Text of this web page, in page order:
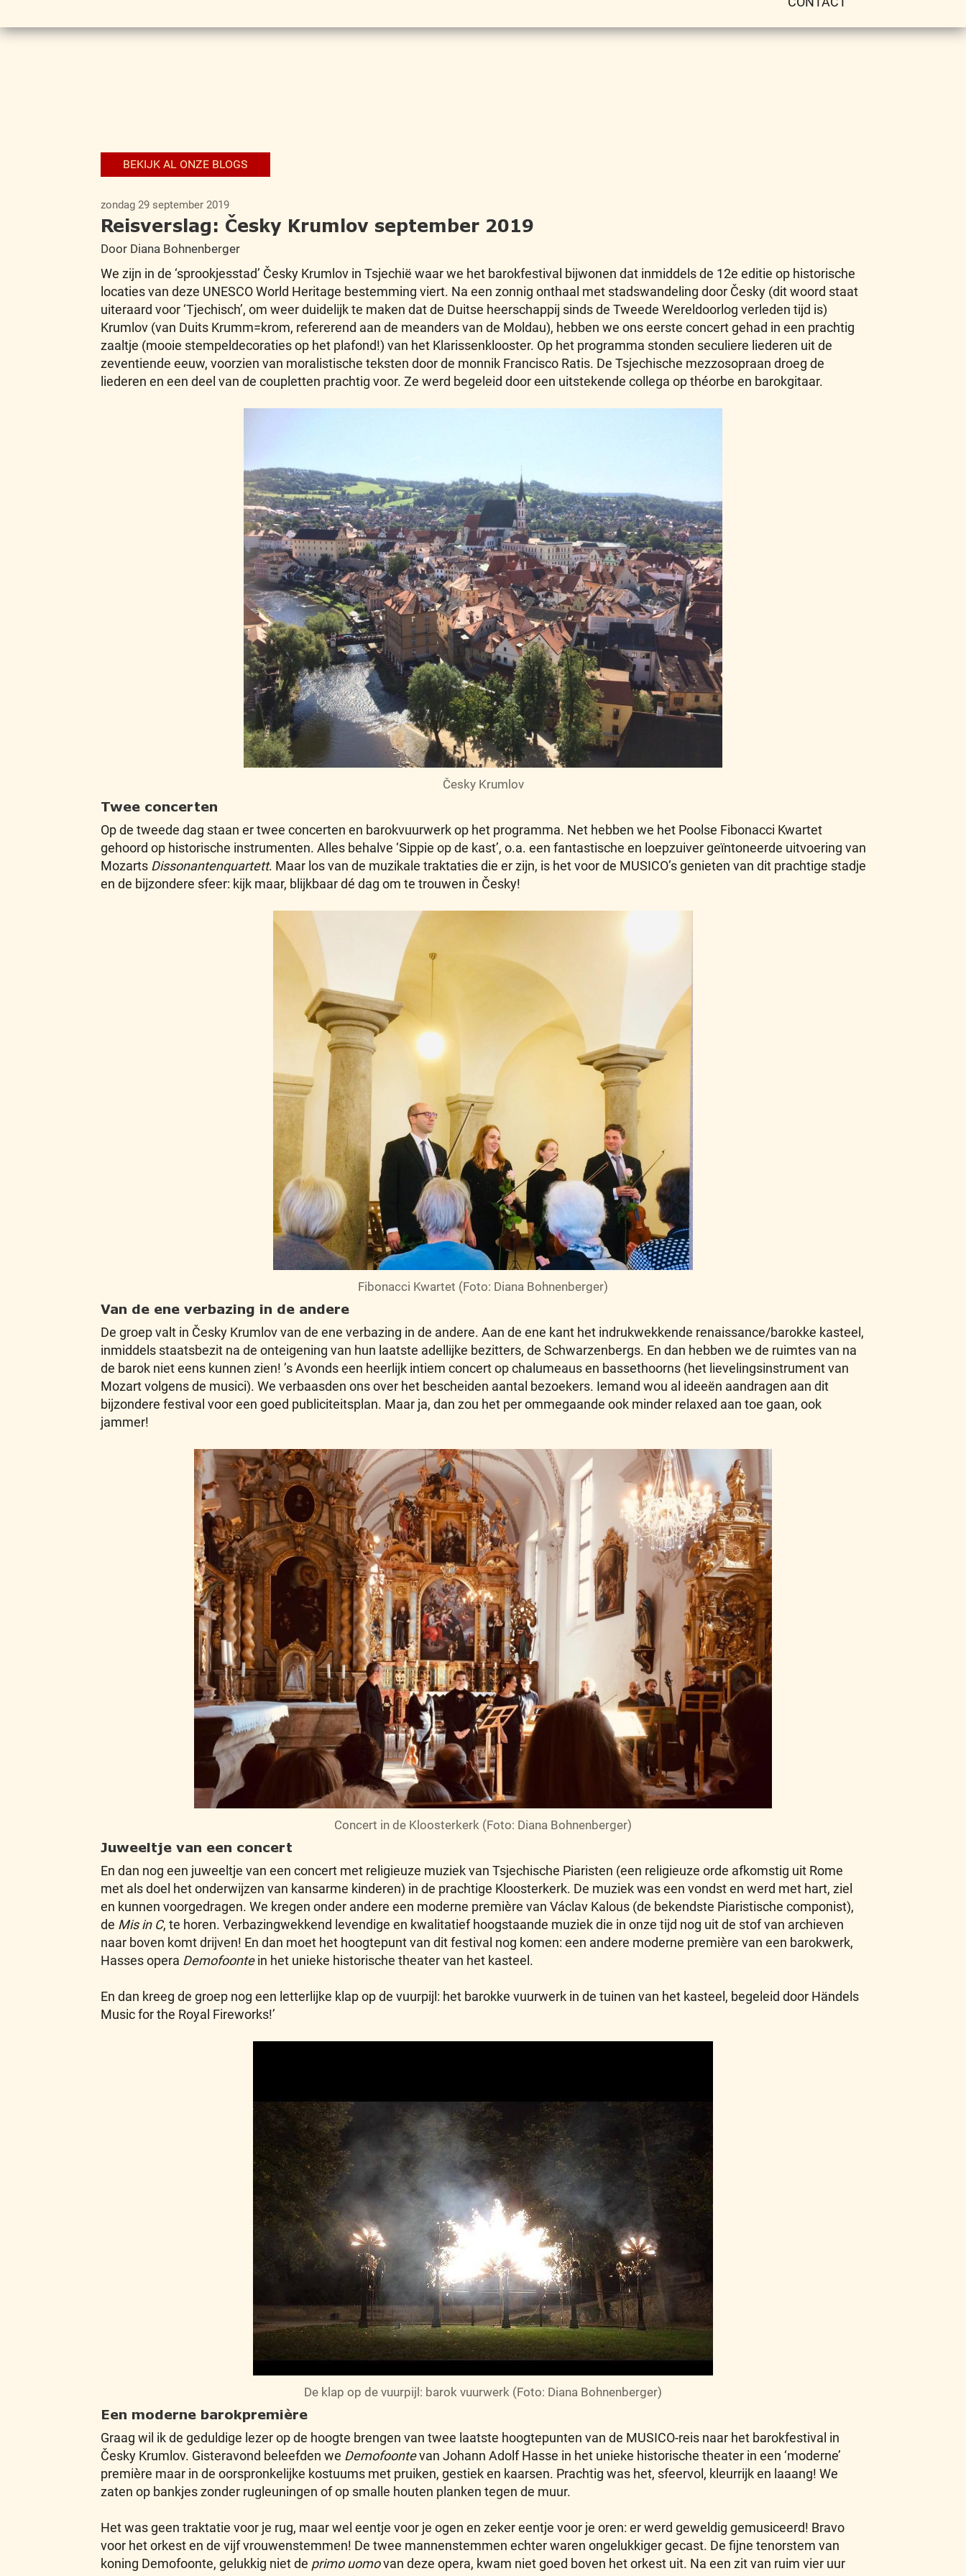
BEKIJK AL ONZE BLOGS
zondag 29 september 2019
Reisverslag: Česky Krumlov september 2019
Door Diana Bohnenberger
We zijn in de ‘sprookjesstad’ Česky Krumlov in Tsjechië waar we het barokfestival bijwonen dat inmiddels de 12e editie op historische
locaties van deze UNESCO World Heritage bestemming viert. Na een zonnig onthaal met stadswandeling door Česky (dit woord staat
uiteraard voor ‘Tjechisch’, om weer duidelijk te maken dat de Duitse heerschappij sinds de Tweede Wereldoorlog verleden tijd is)
Krumlov (van Duits Krumm=krom, refererend aan de meanders van de Moldau), hebben we ons eerste concert gehad in een prachtig
zaaltje (mooie stempeldecoraties op het plafond!) van het Klarissenklooster. Op het programma stonden seculiere liederen uit de
zeventiende eeuw, voorzien van moralistische teksten door de monnik Francisco Ratis. De Tsjechische mezzosopraan droeg de
liederen en een deel van de coupletten prachtig voor. Ze werd begeleid door een uitstekende collega op théorbe en barokgitaar.
Česky Krumlov
Twee concerten
Op de tweede dag staan er twee concerten en barokvuurwerk op het programma. Net hebben we het Poolse Fibonacci Kwartet
gehoord op historische instrumenten. Alles behalve ‘Sippie op de kast’, o.a. een fantastische en loepzuiver geïntoneerde uitvoering van
Mozarts Dissonantenquartett. Maar los van de muzikale traktaties die er zijn, is het voor de MUSICO’s genieten van dit prachtige stadje
en de bijzondere sfeer: kijk maar, blijkbaar dé dag om te trouwen in Česky!
Fibonacci Kwartet (Foto: Diana Bohnenberger)
Van de ene verbazing in de andere
De groep valt in Česky Krumlov van de ene verbazing in de andere. Aan de ene kant het indrukwekkende renaissance/barokke kasteel,
inmiddels staatsbezit na de onteigening van hun laatste adellijke bezitters, de Schwarzenbergs. En dan hebben we de ruimtes van na
de barok niet eens kunnen zien! ’s Avonds een heerlijk intiem concert op chalumeaus en bassethoorns (het lievelingsinstrument van
Mozart volgens de musici). We verbaasden ons over het bescheiden aantal bezoekers. Iemand wou al ideeën aandragen aan dit
bijzondere festival voor een goed publiciteitsplan. Maar ja, dan zou het per ommegaande ook minder relaxed aan toe gaan, ook
jammer!
Concert in de Kloosterkerk (Foto: Diana Bohnenberger)
Juweeltje van een concert
En dan nog een juweeltje van een concert met religieuze muziek van Tsjechische Piaristen (een religieuze orde afkomstig uit Rome
met als doel het onderwijzen van kansarme kinderen) in de prachtige Kloosterkerk. De muziek was een vondst en werd met hart, ziel
en kunnen voorgedragen. We kregen onder andere een moderne première van Václav Kalous (de bekendste Piaristische componist),
de Mis in C, te horen. Verbazingwekkend levendige en kwalitatief hoogstaande muziek die in onze tijd nog uit de stof van archieven
naar boven komt drijven! En dan moet het hoogtepunt van dit festival nog komen: een andere moderne première van een barokwerk,
Hasses opera Demofoontein het unieke historische theater van het kasteel.
En dan kreeg de groep nog een letterlijke klap op de vuurpijl: het barokke vuurwerk in de tuinen van het kasteel, begeleid door Händels
Music for the Royal Fireworks!’
De klap op de vuurpijl: barok vuurwerk (Foto: Diana Bohnenberger)
Een moderne barokpremière
Graag wil ik de geduldige lezer op de hoogte brengen van twee laatste hoogtepunten van de MUSICO-reis naar het barokfestival in
Česky Krumlov. Gisteravond beleefden we Demofoontevan Johann Adolf Hasse in het unieke historische theater in een ‘moderne’
première maar in de oorspronkelijke kostuums met pruiken, gestiek en kaarsen. Prachtig was het, sfeervol, kleurrijk en laaang! We
zaten op bankjes zonder rugleuningen of op smalle houten planken tegen de muur.
Het was geen traktatie voor je rug, maar wel eentje voor je ogen en zeker eentje voor je oren: er werd geweldig gemusiceerd! Bravo
voor het orkest en de vijf vrouwenstemmen! De twee mannenstemmen echter waren ongelukkiger gecast. De fijne tenorstem van
koning Demofoonte, gelukkig niet de primo uomovan deze opera, kwam niet goed boven het orkest uit. Na een zit van ruim vier uur